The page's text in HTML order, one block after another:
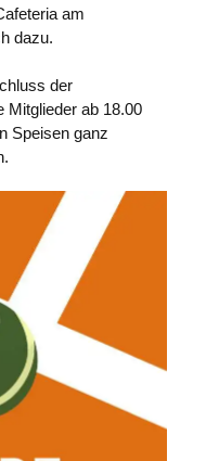
am
dazu.
der
Mitglieder ab 18.00
Speisen ganz